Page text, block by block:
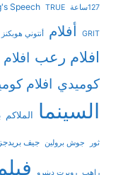
127ساعة Speech TRUE
GRIT أفلام أنتوني هوبكنز
افلام رعب
كوميدي افلام
السينما الملاكم
ثور جوش برولين جيف بريدجز
راهب روبرت دينيرو